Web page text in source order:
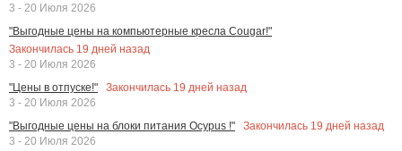
3 - 20 Июля 2026
"Выгодные цены на компьютерные кресла Cougar!"
Закончилась 19 дней назад
3 - 20 Июля 2026
"Цены в отпуске!"
Закончилась 19 дней назад
3 - 20 Июля 2026
"Выгодные цены на блоки питания Ocypus !"
Закончилась 19 дней назад
3 - 20 Июля 2026